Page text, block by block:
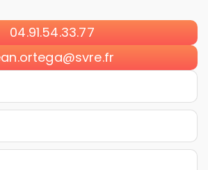
04.91.54.33.77